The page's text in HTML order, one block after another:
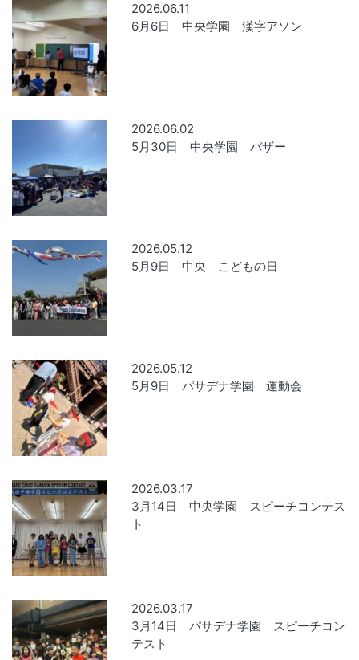
2026.06.11
6月6日 中央学園 漢字アソン
2026.06.02
5月30日 中央学園 バザー
2026.05.12
5月9日 中央 こどもの日
2026.05.12
5月9日 パサデナ学園 運動会
2026.03.17
3月14日 中央学園 スピーチコンテス
ト
2026.03.17
3月14日 パサデナ学園 スピーチコン
テスト